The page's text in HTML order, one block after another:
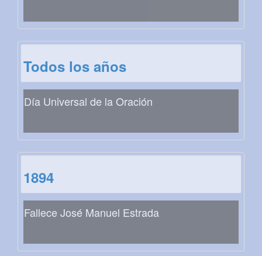
Todos los años
Día Universal de la Oración
1894
Fallece José Manuel Estrada